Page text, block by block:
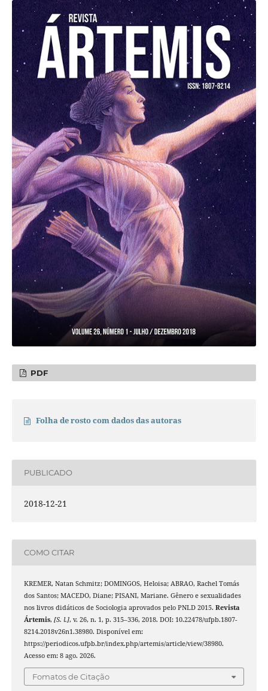
PDF
Folha de rosto com dados das autoras
PUBLICADO
2018-12-21
COMO CITAR
KREMER, Natan Schmitz; DOMINGOS, Heloisa; ABRAO, Rachel Tomás
dos Santos; MACEDO, Diane; PISANI, Mariane. Gênero e sexualidades
nos livros didáticos de Sociologia aprovados pelo PNLD 2015. Revista
Ártemis, [S. l.], v. 26, n. 1, p. 315–336, 2018. DOI: 10.22478/ufpb.1807-
8214.2018v26n1.38980. Disponível em:
https://periodicos.ufpb.br/index.php/artemis/article/view/38980.
Acesso em: 8 ago. 2026.
Fomatos de Citação